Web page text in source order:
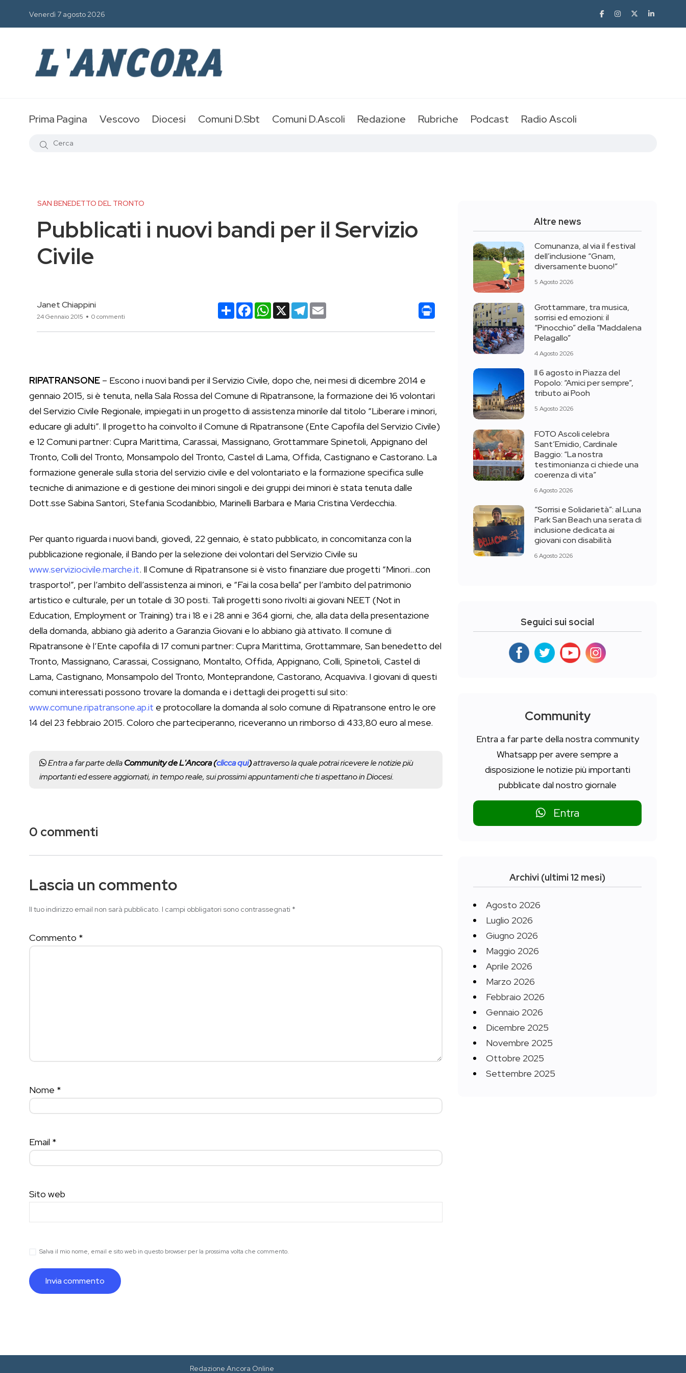
Venerdì 7 agosto 2026
Prima Pagina Vescovo Diocesi Comuni D.Sbt Comuni D.Ascoli Redazione Rubriche Podcast Radio Ascoli
SAN BENEDETTO DEL TRONTO
Pubblicati i nuovi bandi per il Servizio
Civile
Janet Chiappini
24 Gennaio 2015 0 commenti
CondividiFacebook
WhatsApp
X Telegram
Email
RIPATRANSONE – Escono i nuovi bandi per il Servizio Civile, dopo che, nei mesi di dicembre 2014 e
gennaio 2015, si è tenuta, nella Sala Rossa del Comune di Ripatransone, la formazione dei 16 volontari
del Servizio Civile Regionale, impiegati in un progetto di assistenza minorile dal titolo “Liberare i minori,
educare gli adulti”. Il progetto ha coinvolto il Comune di Ripatransone (Ente Capofila del Servizio Civile)
e 12 Comuni partner: Cupra Marittima, Carassai, Massignano, Grottammare Spinetoli, Appignano del
Tronto, Colli del Tronto, Monsampolo del Tronto, Castel di Lama, Offida, Castignano e Castorano. La
formazione generale sulla storia del servizio civile e del volontariato e la formazione specifica sulle
tecniche di animazione e di gestione dei minori singoli e dei gruppi dei minori è stata tenuta dalle
Dott.sse Sabina Santori, Stefania Scodanibbio, Marinelli Barbara e Maria Cristina Verdecchia.
Per quanto riguarda i nuovi bandi, giovedì, 22 gennaio, è stato pubblicato, in concomitanza con la
pubblicazione regionale, il Bando per la selezione dei volontari del Servizio Civile su
www.serviziocivile.marche.it. Il Comune di Ripatransone si è visto finanziare due progetti “Minori…con
trasporto!”, per l’ambito dell’assistenza ai minori, e “Fai la cosa bella” per l’ambito del patrimonio
artistico e culturale, per un totale di 30 posti. Tali progetti sono rivolti ai giovani NEET (Not in
Education, Employment or Training) tra i 18 e i 28 anni e 364 giorni, che, alla data della presentazione
della domanda, abbiano già aderito a Garanzia Giovani e lo abbiano già attivato. Il comune di
Ripatransone è l’Ente capofila di 17 comuni partner: Cupra Marittima, Grottammare, San benedetto del
Tronto, Massignano, Carassai, Cossignano, Montalto, Offida, Appignano, Colli, Spinetoli, Castel di
Lama, Castignano, Monsampolo del Tronto, Monteprandone, Castorano, Acquaviva. I giovani di questi
comuni interessati possono trovare la domanda e i dettagli dei progetti sul sito:
www.comune.ripatransone.ap.it e protocollare la domanda al solo comune di Ripatransone entro le ore
14 del 23 febbraio 2015. Coloro che parteciperanno, riceveranno un rimborso di 433,80 euro al mese.
Entra a far parte dellaCommunity de L'Ancora (clicca qui)attraverso la quale potrai ricevere le notizie più
importanti ed essere aggiornati, in tempo reale, sui prossimi appuntamenti che ti aspettano in Diocesi.
0 commenti
Lascia un commento
Il tuo indirizzo email non sarà pubblicato. I campi obbligatori sono contrassegnati *
Commento *
Nome *
Email *
Sito web
Salva il mio nome, email e sito web in questo browser per la prossima volta che commento.
Altre news
Comunanza, al via il festival
dell’inclusione “Gnam,
diversamente buono!”
5 Agosto 2026
Grottammare, tra musica,
sorrisi ed emozioni: il
“Pinocchio” della “Maddalena
Pelagallo”
4 Agosto 2026
Il 6 agosto in Piazza del
Popolo: “Amici per sempre”,
tributo ai Pooh
5 Agosto 2026
FOTO Ascoli celebra
Sant’Emidio, Cardinale
Baggio: “La nostra
testimonianza ci chiede una
coerenza di vita”
6 Agosto 2026
“Sorrisi e Solidarietà”: al Luna
Park San Beach una serata di
inclusione dedicata ai
giovani con disabilità
6 Agosto 2026
Seguici sui social
Community
Entra a far parte della nostra community
Whatsapp per avere sempre a
disposizione le notizie più importanti
pubblicate dal nostro giornale
Entra
Archivi (ultimi 12 mesi)
Agosto 2026
Luglio 2026
Giugno 2026
Maggio 2026
Aprile 2026
Marzo 2026
Febbraio 2026
Gennaio 2026
Dicembre 2025
Novembre 2025
Ottobre 2025
Settembre 2025
Redazione Ancora Online